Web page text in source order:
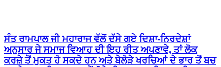
ਸੰਤ ਰਾਮਪਾਲ ਜੀ ਮਹਾਰਾਜ ਵੱਲੋਂ ਦੱਸੇ ਗਏ ਦਿਸ਼ਾ-ਨਿਰਦੇਸ਼ਾਂ
ਅਨੁਸਾਰ ਜੇ ਸਮਾਜ ਵਿਆਹ ਦੀ ਇਹ ਰੀਤ ਅਪਣਾਵੇ, ਤਾਂ ਲੋਕ
ਕਰਜ਼ੇ ਤੋਂ ਮੁਕਤ ਹੋ ਸਕਦੇ ਹਨ ਅਤੇ ਬੇਲੋੜੇ ਖਰਚਿਆਂ ਦੇ ਭਾਰ ਤੋਂ ਬਚ